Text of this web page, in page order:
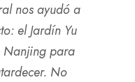
nos ayudó a
el Jardín Yu
Nanjing para
No